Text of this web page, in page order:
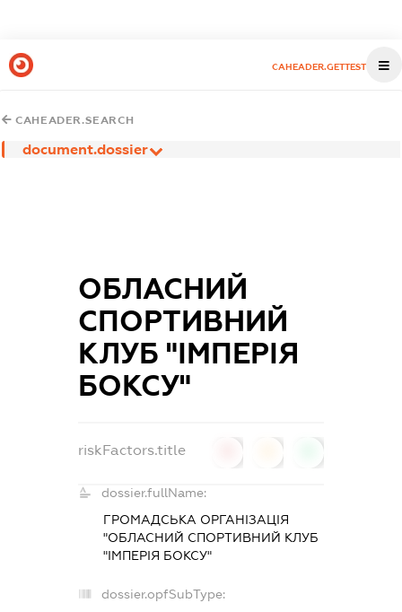
CAHEADER.GETTEST
CAHEADER.SEARCH
document.dossier
ОБЛАСНИЙ
СПОРТИВНИЙ
КЛУБ "ІМПЕРІЯ
БОКСУ"
riskFactors.title
dossier.fullName:
ГРОМАДСЬКА ОРГАНІЗАЦІЯ
"ОБЛАСНИЙ СПОРТИВНИЙ КЛУБ
"ІМПЕРІЯ БОКСУ"
dossier.opfSubType: